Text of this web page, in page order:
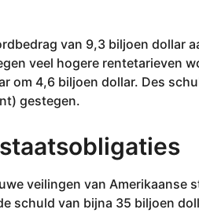
van 9,3 biljoen dollar
veel hogere rentetarieven
om 4,6 biljoen dollar. Des
gestegen.
veilingen van Amerikaanse
schuld van bijna 35 biljoen